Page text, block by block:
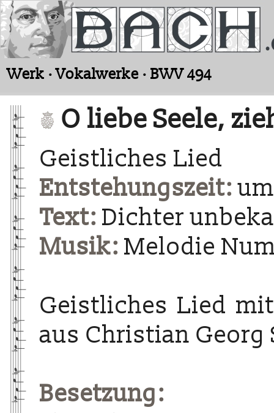
Werk · Vokalwerke · BWV 494
O liebe Seele,
Geistliches Lied
Entstehungszeit:
Text: Dichter
Musik: Melodie
Geistliches Lied
aus Christian
Besetzung: